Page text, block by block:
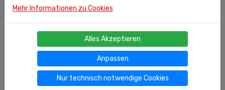
Mehr Informationen zu Cookies
Alles Akzeptieren
Anpassen
Nur technisch notwendige Cookies